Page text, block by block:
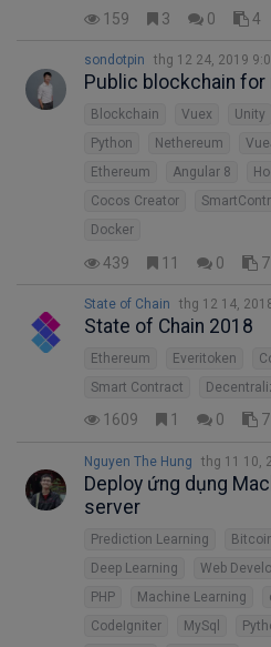
159 3 0 4
sondotpin thg 12 24, 2019
Public blockchain for
Blockchain Vuex Unity
Python
Nethereum
Ethereum
Angular 8
Cocos Creator
Docker
439 11 0 7
State of Chain thg 12 14,
State of Chain 2018
Ethereum Everitoken
Smart Contract
1609 1 0 7
Nguyen The Hung thg 11 10,
Deploy ứng dụng
server
Prediction Learning
Deep Learning
Web
PHP
Machine Learning
CodeIgniter
MySql